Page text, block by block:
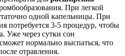
При легкой
одной капельницы. При
потребуется 3-5 процедур, чтобы
Уже через сутки сон
нормально выспаться, что
отравления.